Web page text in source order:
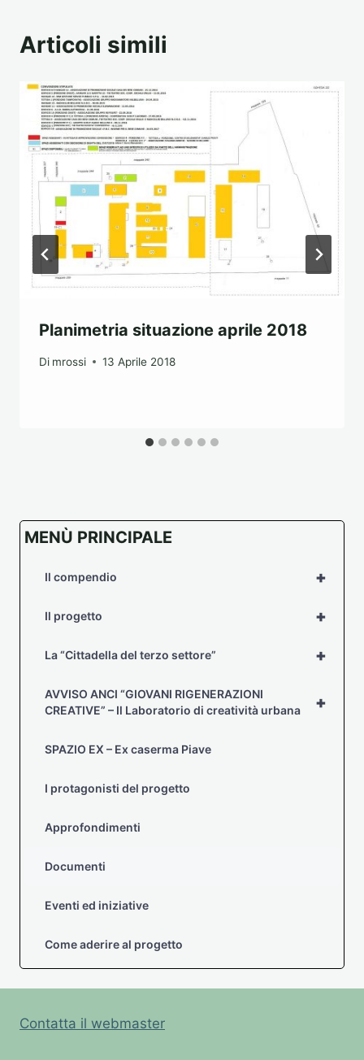
Articoli simili
Planimetria situazione aprile 2018
Di mrossi 13 Aprile 2018
MENÙ PRINCIPALE
+
Il compendio
+
Il progetto
+
La “Cittadella del terzo settore”
+
AVVISO ANCI “GIOVANI RIGENERAZIONI
CREATIVE” – Il Laboratorio di creatività urbana
SPAZIO EX – Ex caserma Piave
I protagonisti del progetto
Approfondimenti
Documenti
Eventi ed iniziative
Come aderire al progetto
Contatta il webmaster